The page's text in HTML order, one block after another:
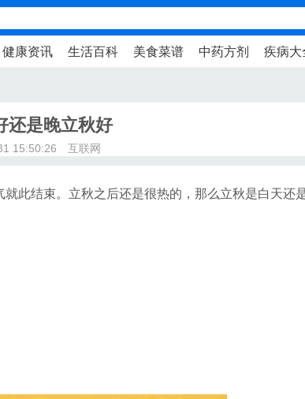
健康资讯 生活百科 美食菜谱 中药方剂 疾病大
还是晚立秋好
15:50:26 互联网
此结束。立秋之后还是很热的，那么立秋是白天还